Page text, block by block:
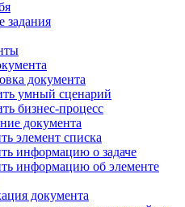
задания
документа
умный сценарий
бизнес-процесс
документа
элемент списка
информацию о задаче
информацию об элементе
документа